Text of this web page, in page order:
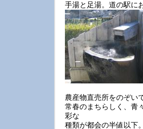
手湯と足湯。道の駅に
農産物直売所をのぞい
常春のまちらしく、青
彩な
種類が都会の半値以下